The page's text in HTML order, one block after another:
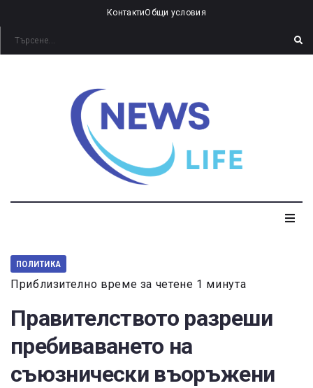
КонтактиОбщи условия
ПОЛИТИКА
Приблизително време за четене 1 минута
Правителството разреши
пребиваването на
съюзнически въоръжени